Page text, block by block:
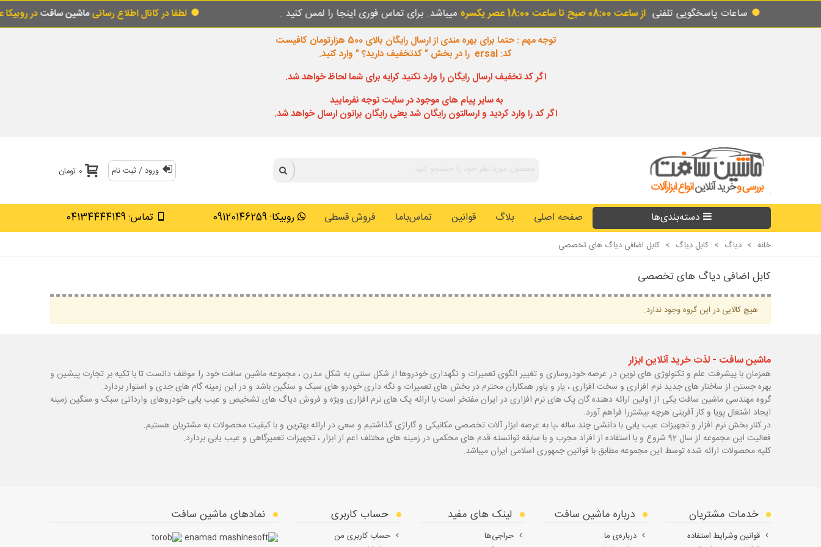
ساعات پاسخگویی تلفنی از ساعت 08:00 صبح تا ساعت 18:00 عصر یکسره میباشد. برای تماس فوری اینجا را لمس کنید . لطفا در کانال اطلاع رسانیماشین سافتدر روبیکا عضو
توجه مهم : حتما برای بهره مندی از ارسال رایگان بالای 500 هزارتومان کافیست
کد: ersal را در بخش " کدتخفیف دارید؟ " وارد کنید.
اگر کد تخفیف ارسال رایگان را وارد نکنید کرایه برای شما لحاظ خواهد شد.
به سایر پیام های موجود در سایت توجه نفرمایید
اگر کد را وارد کردید و ارسالتون رایگان شد یعنی رایگان براتون ارسال خواهد شد.
ورود / ثبت نام 0 تومان
دسته‌بندی‌ها روبیکا: 09120146259 تماس: 04134444149 صفحه اصلی بلاگ قوانین تماس‌باما فروش قسطی
خانه > دیاگ > کابل دیاگ > کابل اضافی دیاگ های تخصصی
کابل اضافی دیاگ های تخصصی
هیچ کالایی در این گروه وجود ندارد.
ماشین سافت - لذت خرید آنلاین ابزار
همزمان با پیشرفت علم و تکنولوژی های نوین در عرصه خودروسازی و تغییر الگوی تعمیرات و نگهداری خودروها از شکل سنتی به شکل مدرن ، مجموعه ماشین سافت خود را موظف دانست تا با تکیه بر تجارت پیشین و
بهره جستن از ساختار های جدید نرم افزاری و سخت افزاری ، یار و یاور همکاران محترم در بخش های تعمیرات و نگه داری خودرو های سبک و سنگین باشد و در این زمینه گام های جدی و استوار بردارد.
گروه مهندسی ماشین سافت یکی از اولین ارائه دهنده گان پک های نرم افزاری در ایران مفتخر است با ارائه پک های نرم افزاری ویژه و فروش دیاگ های تشخیص و عیب یابی خودروهای وارداتی سبک و سنگین زمینه
ایجاد اشتغال پویا و کار آفرینی هرچه بیشتررا فراهم آورد.
در کنار بخش نرم افزار و تجهیزات عیب یابی با دانشی چند ساله ،پابه عرصه ابزار آلات تخصصی مکانیکی و گاراژی گذاشتیم و سعی در ارائه بهترین و با کیفیت محصولات به مشتریان هستیم.
فعالیت این مجموعه از سال 92 شروع و با استفاده از افراد مجرب و با سابقه توانسته قدم های محکمی در زمینه های مختلف اعم از ابزار ، تجهیزات تعمیرگاهی و عیب یابی بردارد.
کلیه محصولات ارائه شده توسط این مجموعه مطابق با قوانین جمهوری اسلامی ایران میباشد.
خدمات مشتریان
قوانین وشرایط استفاده
درباره ماشین سافت
درباره‌ی ما
لینک های مفید
حراجی‌ها
حساب کاربری
حساب کاربری من
نمادهای ماشین سافت